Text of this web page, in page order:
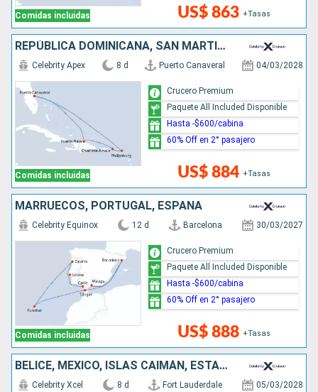
Comidas incluidas US$ 863 +Tasas
REPÚBLICA DOMINICANA, SAN MARTÍN, ESTADOS UNIDOS
Comidas incluidas
Celebrity Apex 8 d Puerto Canaveral 04/03/2028
US$ 884 +Tasas
Crucero Premium
Paquete All Included Disponible
Hasta -$600/cabina
60% Off en 2° pasajero
MARRUECOS, PORTUGAL, ESPAÑA
Comidas incluidas
Celebrity Equinox 12 d Barcelona 30/03/2027
US$ 888 +Tasas
Crucero Premium
Paquete All Included Disponible
Hasta -$600/cabina
60% Off en 2° pasajero
BELICE, MÉXICO, ISLAS CAIMÁN, ESTADOS UNIDOS
Celebrity Xcel 8 d Fort Lauderdale 05/03/2028